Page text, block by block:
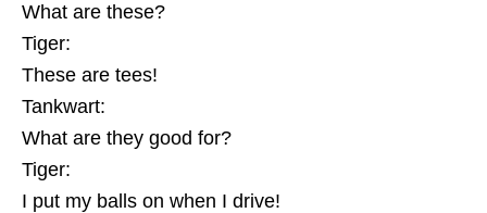
What are these?
Tiger:
These are tees!
Tankwart:
What are they good for?
Tiger:
I put my balls on when I drive!